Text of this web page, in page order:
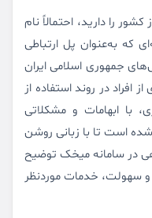
را دارید، احتمالاً نام
که به‌عنوان پل ارتباطی
جمهوری اسلامی ایران
در روند استفاده از
با ابهامات و مشکلاتی
است تا با زبانی روشن
در سامانه میخک توضیح
و سهولت، خدمات موردنظر